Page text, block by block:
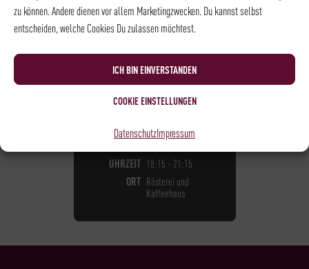
zu können. Andere dienen vor allem Marketingzwecken. Du kannst selbst
entscheiden, welche Cookies Du zulassen möchtest.
ICH BIN EINVERSTANDEN
COOKIE EINSTELLUNGEN
DatenschutzImpressum
BARISTA LEVEL I - KAFFEE
BARISTA LEVEL I
105,00€*
UHRZEIT 18:15 - 21:15
ORT Rösterei und
Kaffeehaus